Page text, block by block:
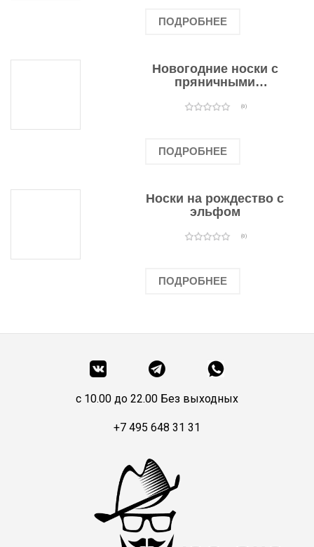
ПОДРОБНЕЕ
Новогодние носки с
пряничными
(0)
ПОДРОБНЕЕ
Носки на рождество с
эльфом
(0)
ПОДРОБНЕЕ
c 10.00 до 22.00 Без выходных
+7 495 648 31 31